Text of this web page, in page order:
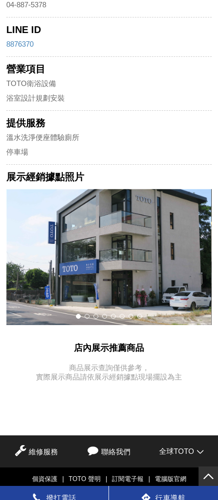
04-887-5378
LINE ID
8876370
營業項目
TOTO衛浴設備
浴室設計規劃安裝
提供服務
溫水洗淨便座體驗廁所
停車場
展示經銷據點照片
店內展示推薦商品
商品展示查詢僅供參考，
實際展示商品請依展示經銷據點現場擺設為主
撥打電話 行車導航
維修服務 聯絡我們 全球TOTO
個資保護 TOTO 聲明 訂閱電子報 電腦版官網
© TOTO LTD.